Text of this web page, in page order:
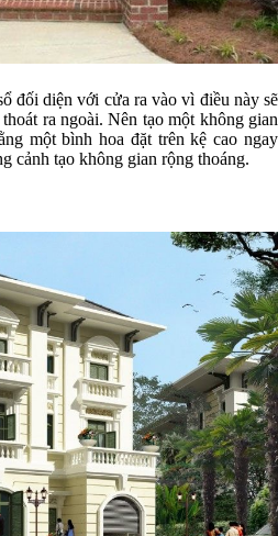
đối diện với cửa ra vào vì điều này sẽ
ra ngoài. Nên tạo một không gian
một bình hoa đặt trên kệ cao ngay
cảnh tạo không gian rộng thoáng.